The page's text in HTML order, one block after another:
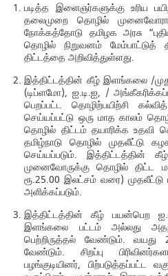
படித்த இளைஞர்களுக்கு உரிய
தலைமுறை தொழில்
நோக்கத்தோடு தமிழக அரசு
தொழில் நிறுவனம் மேம்பாட்டுத்
திட்டத்தை அறிவித்துள்ளது.
இத்திட்டத்தின் கீழ் இளங்கலை /
(டிப்ளமோ), ஐ.டி.ஐ, /
பெறப்பட்ட தொழிற்பயிற்சி
செய்யப்பட்டு ஒரு மாத காலம்
தொழில் திட்டம் தயாரிக்க உதவி
தமிழ்நாடு தொழில் முதலீட்டு
செய்யப்படும். இத்திட்டத்தின்
முனைவோருக்கு தொழில் திட்ட
ரூ.25.00 இலட்சம் வரை) முதலீட்டு
அளிக்கப்படும்.
இத்திட்டத்தின் கீழ் பயன்பெற
இளங்கலை பட்டம் அல்லது
பெற்றிருத்தல் வேண்டும்.
வேண்டும். சிறப்பு
பழங்குடியினர், பிற்படுத்தப்பட்ட